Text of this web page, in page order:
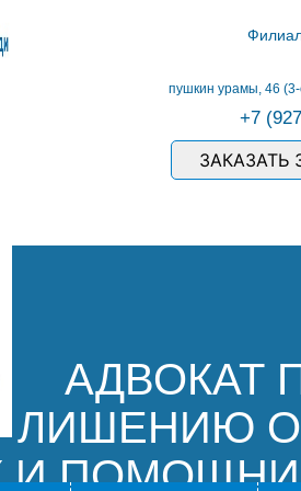
пушкин урамы, 46
+7
ЗАКАЗАТЬ
АДВОКАТ
ЛИШЕНИЮ
И